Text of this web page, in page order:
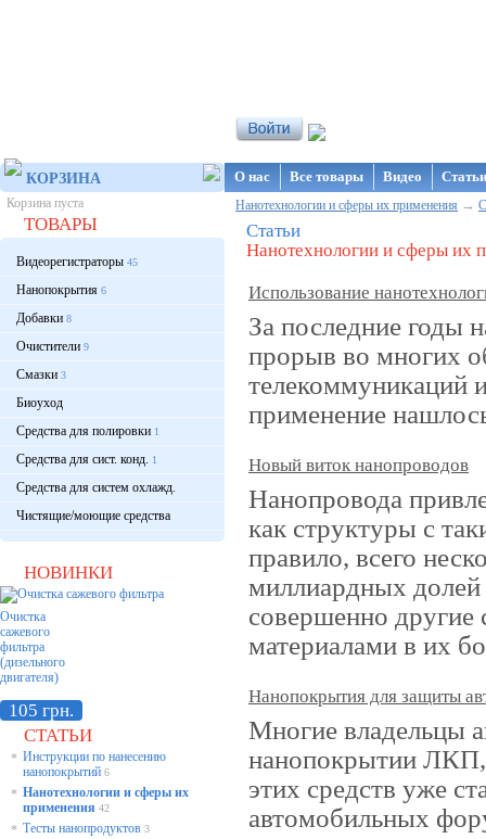
КОРЗИНА
Корзина пуста
ТОВАРЫ
Видеорегистраторы 45
Нанопокрытия 6
Добавки 8
Очистители 9
Смазки 3
Биоуход
Средства для полировки 1
Средства для сист. конд. 1
Средства для систем охлажд.
Чистящие/моющие средства
НОВИНКИ
Очистка
сажевого
фильтра
(дизельного
двигателя)
105 грн.
СТАТЬИ
* Инструкции по нанесению
нанопокрытий 6
* Нанотехнологии и сферы их
применения 42
* Тесты нанопродуктов 3
О нас Все товары Видео
Нанотехнологии и сферы их применения →
Статьи
Нанотехнологии и сферы их
Использование
За последние годы
прорыв во многих
телекоммуникаций
применение
Новый виток нанопроводов
Нанопровода
как структуры с
правило, всего
миллиардных долей
совершенно другие
материалами в их
Нанопокрытия для защиты
Многие владельцы
нанопокрытии ЛКП,
этих средств уже
автомобильных